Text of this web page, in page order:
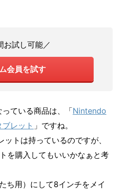
お試し可能／
会員を試す
ている商品は、「Nintendo
レット 」ですね。
トは持っているのですが、
を購入してもいいかなぁと考
ち用）にして8インチをメイ